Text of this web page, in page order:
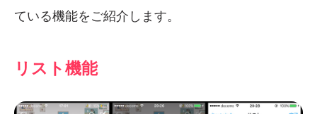
ている機能をご紹介します。
リスト機能